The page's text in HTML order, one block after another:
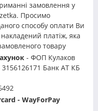
замовлення у
Просимо
способу оплати Ви
платіж, яка
товару
- ФОП Кулаков
Банк АТ КБ
- WayForPay